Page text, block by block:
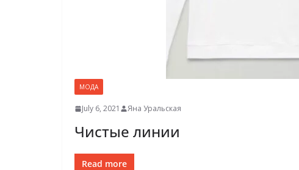
МОДА
July 6, 2021 Яна Уральская
Чистые линии
Read more